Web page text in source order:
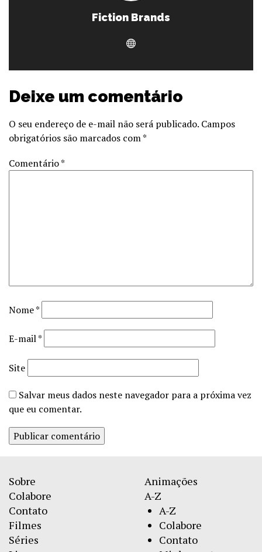
Fiction Brands
Deixe um comentário
O seu endereço de e-mail não será publicado. Campos
obrigatórios são marcados com*
Comentário*
Nome*
E-mail*
Site
Salvar meus dados neste navegador para a próxima vez
que eu comentar.
Sobre
Colabore
Contato
Filmes
Séries
Animações
A-Z
A-Z
Colabore
Contato